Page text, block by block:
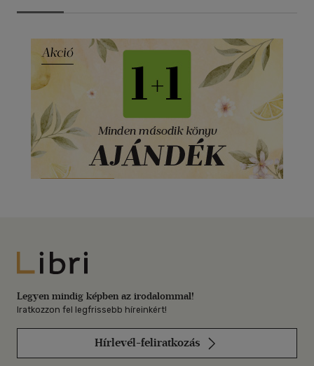
Libri
Legyen mindig képben az irodalommal!
Iratkozzon fel legfrissebb híreinkért!
Hírlevél-feliratkozás